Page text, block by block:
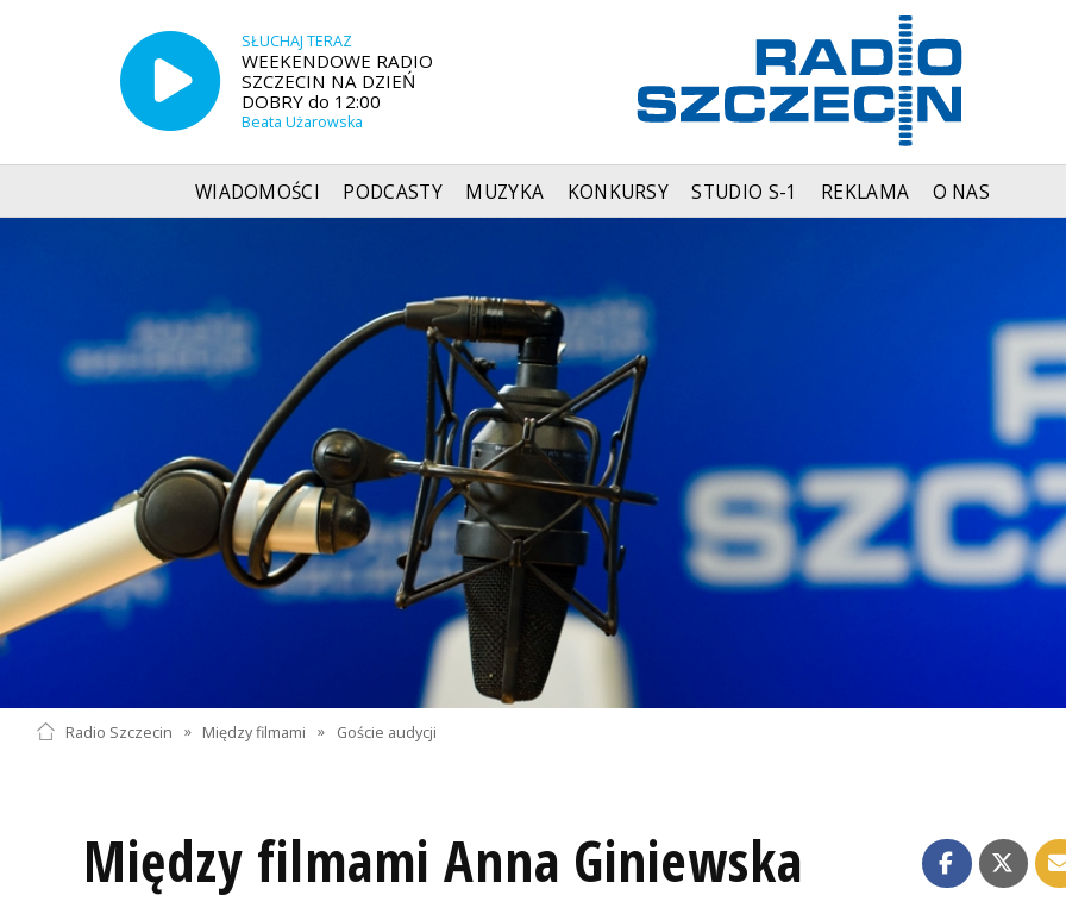
SŁUCHAJ TERAZ
WEEKENDOWE RADIO
SZCZECIN NA DZIEŃ
DOBRY do 12:00
Beata Użarowska
WIADOMOŚCI PODCASTY MUZYKA KONKURSY STUDIO S-1 REKLAMA O NAS
Radio Szczecin » Między filmami » Goście audycji
Między filmami Anna Giniewska